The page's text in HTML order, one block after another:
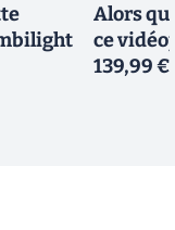
Alors
ce
139,99 €